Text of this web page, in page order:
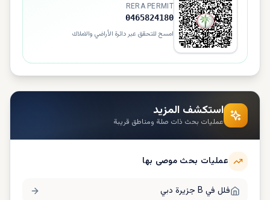
RERA PERMIT
0465824180
امسح للتحقق عبر دائرة الأراضي والاملاك
استكشف المزيد
عمليات بحث ذات صلة ومناطق قريبة
عمليات بحث موصى بها
فلل في B جزيرة دبي